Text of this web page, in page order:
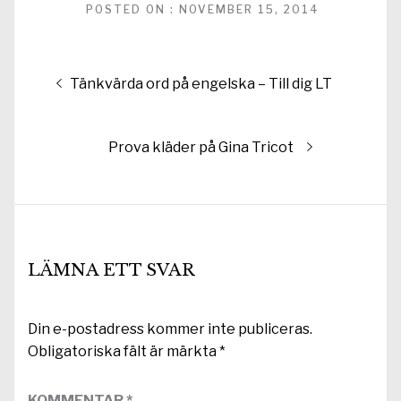
POSTED ON : NOVEMBER 15, 2014
Inläggsnavigering
Föregående
Tänkvärda ord på engelska – Till dig LT
Nästa
Prova kläder på Gina Tricot
LÄMNA ETT SVAR
Din e-postadress kommer inte publiceras.
Obligatoriska fält är märkta*